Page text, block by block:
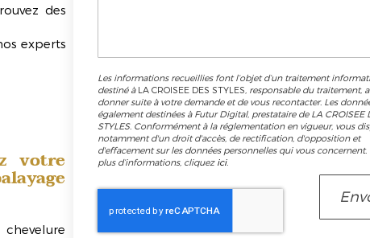
des
experts
votre
chevelure
Les informations recueillies font l’objet d’un traitement
destiné àLA CROISEE DES STYLES , responsable du traitement,
donner suite à votre demande et de vous recontacter. Les
également destinées à Futur Digital, prestataire de LA CROISEE
STYLES. Conformément à la réglementation en vigueur, vous
notamment d'un droit d'accès, de rectification, d'opposition et
d'effacement sur les données personnelles qui vous concernent.
plus d’informations, cliquez ici.